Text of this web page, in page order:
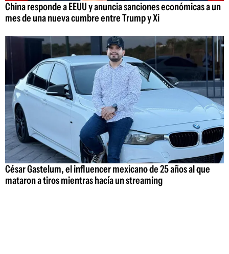
China responde a EEUU y anuncia sanciones económicas a un
mes de una nueva cumbre entre Trump y Xi
César Gastelum, el influencer mexicano de 25 años al que
mataron a tiros mientras hacía un streaming